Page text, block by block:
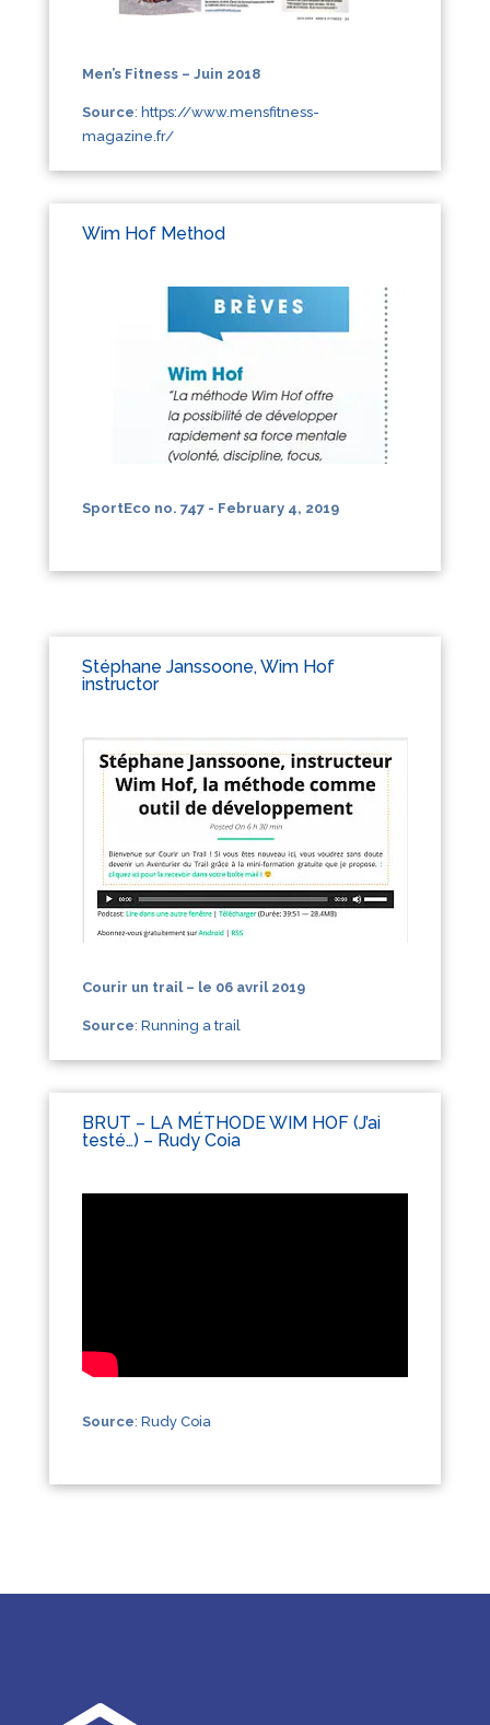
Men’s Fitness – Juin 2018
Source: https://www.mensfitness-
magazine.fr/
Wim Hof Method
SportEco no. 747 - February 4, 2019
Stéphane Janssoone, Wim Hof
instructor
Courir un trail – le 06 avril 2019
Source: Running a trail
BRUT – LA MÉTHODE WIM HOF (J’ai
testé…) – Rudy Coia
Source: Rudy Coia